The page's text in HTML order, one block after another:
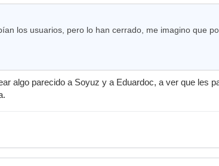
los usuarios, pero lo han cerrado, me imagino que
algo parecido a Soyuz y a Eduardoc, a ver que les